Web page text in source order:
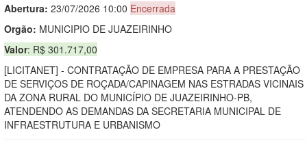
Abertura: 23/07/2026 10:00 Encerrada
Orgão: MUNICIPIO DE JUAZEIRINHO
Valor: R$ 301.717,00
[LICITANET] - CONTRATAÇÃO DE EMPRESA PARA A PRESTAÇÃO
DE SERVIÇOS DE ROÇADA/CAPINAGEM NAS ESTRADAS VICINAIS
DA ZONA RURAL DO MUNICÍPIO DE JUAZEIRINHO-PB,
ATENDENDO AS DEMANDAS DA SECRETARIA MUNICIPAL DE
INFRAESTRUTURA E URBANISMO